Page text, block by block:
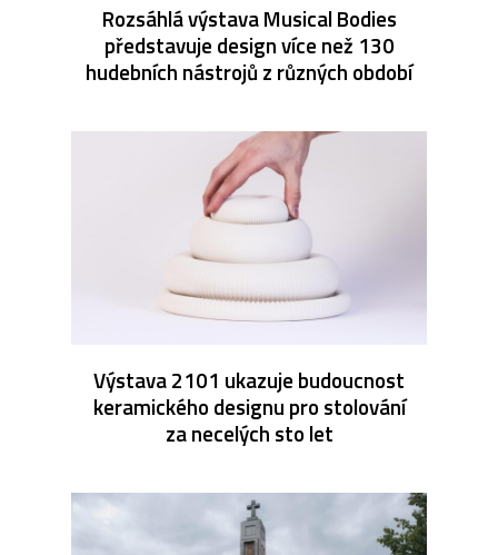
Rozsáhlá výstava Musical Bodies
představuje design více než 130
hudebních nástrojů z různých období
Výstava 2101 ukazuje budoucnost
keramického designu pro stolování
za necelých sto let